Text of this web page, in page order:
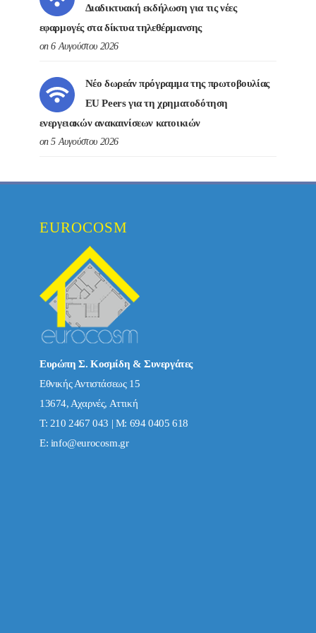
Διαδικτυακή εκδήλωση για τις νέες
εφαρμογές στα δίκτυα τηλεθέρμανσης
on 6 Αυγούστου 2026
Νέο δωρεάν πρόγραμμα της πρωτοβουλίας
EU Peers για τη χρηματοδότηση
ενεργειακών ανακαινίσεων κατοικιών
on 5 Αυγούστου 2026
EUROCOSM
Ευρώπη Σ. Κοσμίδη & Συνεργάτες
Εθνικής Αντιστάσεως 15
13674, Αχαρνές, Αττική
Τ: 210 2467 043 | Μ: 694 0405 618
E: info@eurocosm.gr